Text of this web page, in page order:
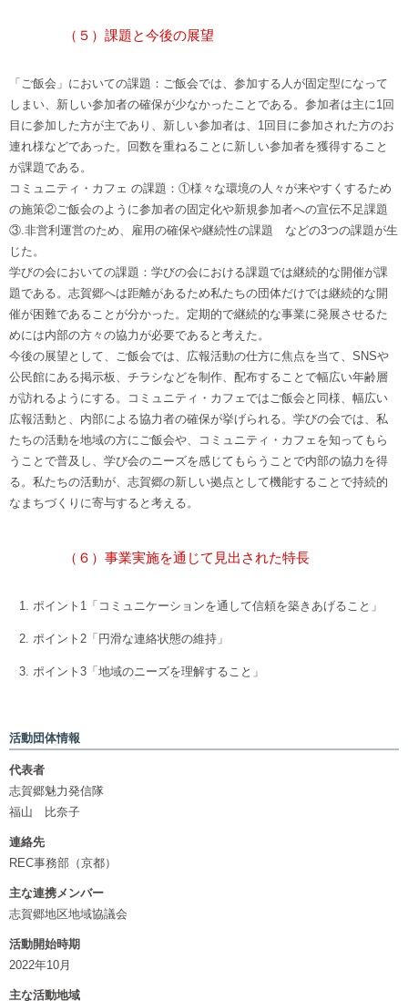
（５）課題と今後の展望
「ご飯会」においての課題：ご飯会では、参加する人が固定型になって
しまい、新しい参加者の確保が少なかったことである。参加者は主に1回
目に参加した方が主であり、新しい参加者は、1回目に参加された方のお
連れ様などであった。回数を重ねることに新しい参加者を獲得すること
が課題である。
コミュニティ・カフェ の課題：①様々な環境の人々が来やすくするため
の施策②ご飯会のように参加者の固定化や新規参加者への宣伝不足課題
③.非営利運営のため、雇用の確保や継続性の課題 などの3つの課題が生
じた。
学びの会においての課題：学びの会における課題では継続的な開催が課
題である。志賀郷へは距離があるため私たちの団体だけでは継続的な開
催が困難であることが分かった。定期的で継続的な事業に発展させるた
めには内部の方々の協力が必要であると考えた。
今後の展望として、ご飯会では、広報活動の仕方に焦点を当て、SNSや
公民館にある掲示板、チラシなどを制作、配布することで幅広い年齢層
が訪れるようにする。コミュニティ・カフェではご飯会と同様、幅広い
広報活動と、内部による協力者の確保が挙げられる。学びの会では、私
たちの活動を地域の方にご飯会や、コミュニティ・カフェを知ってもら
うことで普及し、学び会のニーズを感じてもらうことで内部の協力を得
る。私たちの活動が、志賀郷の新しい拠点として機能することで持続的
なまちづくりに寄与すると考える。
（６）事業実施を通じて見出された特長
ポイント1「コミュニケーションを通して信頼を築きあげること」
ポイント2「円滑な連絡状態の維持」
ポイント3「地域のニーズを理解すること」
活動団体情報
代表者
志賀郷魅力発信隊
福山 比奈子
連絡先
REC事務部（京都）
主な連携メンバー
志賀郷地区地域協議会
活動開始時期
2022年10月
主な活動地域